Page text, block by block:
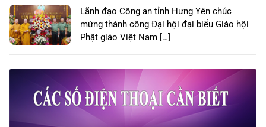
Lãnh đạo Công an tỉnh Hưng Yên chúc
mừng thành công Đại hội đại biểu Giáo hội
Phật giáo Việt Nam […]